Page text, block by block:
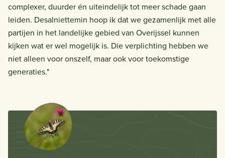
complexer, duurder én uiteindelijk tot meer schade gaan
leiden. Desalniettemin hoop ik dat we gezamenlijk met alle
partijen in het landelijke gebied van Overijssel kunnen
kijken wat er wel mogelijk is. Die verplichting hebben we
niet alleen voor onszelf, maar ook voor toekomstige
generaties."